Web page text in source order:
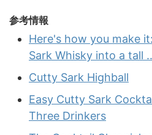
参考情報
Here's how you make
Sark Whisky into a tall
Cutty Sark Highball
Easy Cutty Sark
Three Drinkers